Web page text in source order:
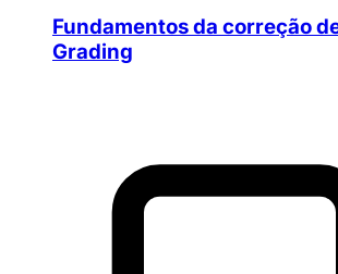
Fundamentos da correção
Grading